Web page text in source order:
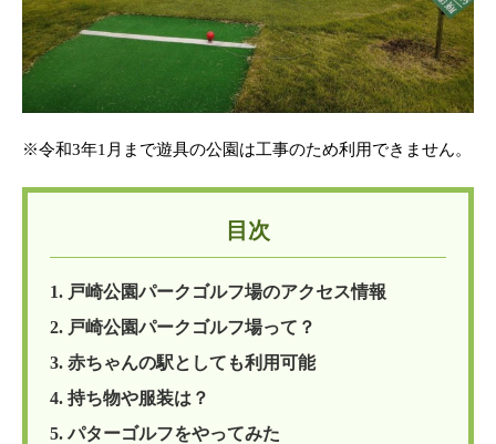
※令和3年1月まで遊具の公園は工事のため利用できません。
目次
1. 戸崎公園パークゴルフ場のアクセス情報
2. 戸崎公園パークゴルフ場って？
3. 赤ちゃんの駅としても利用可能
4. 持ち物や服装は？
5. パターゴルフをやってみた